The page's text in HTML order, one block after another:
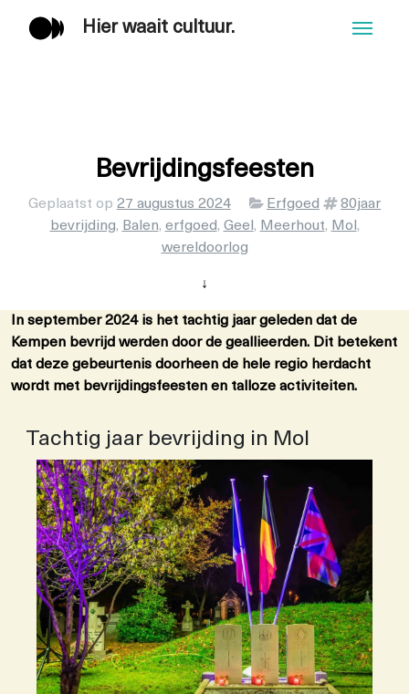
Hier waait cultuur. Menu
Bevrijdingsfeesten
Geplaatst op 27 augustus 2024 Categorieën
Erfgoed Tags
80jaar
bevrijding, Balen, erfgoed, Geel , Meerhout, Mol ,
wereldoorlog
↓
In september 2024 is het tachtig jaar geleden dat de
Kempen bevrijd werden door de geallieerden. Dit betekent
dat deze gebeurtenis doorheen de hele regio herdacht
wordt met bevrijdingsfeesten en talloze activiteiten.
Tachtig jaar bevrijding in Mol